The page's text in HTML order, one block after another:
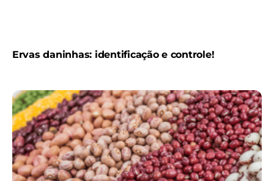
Ervas daninhas: identificação e controle!